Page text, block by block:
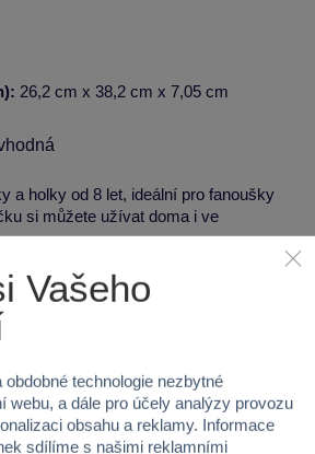
26,2 cm x 38,2 cm x 7,05 cm
a holky od 8 let, ideální pro fanoušky
si můžete užívat doma i ve
světa Harryho Pottera a prožijte
touto fantastickou stavebnicí!
kvalitu a bezpečnost
Vašeho
technologie nezbytné
webu, a dále pro účely analýzy provozu
obsahu a reklamy. Informace
sdílíme s našimi reklamními